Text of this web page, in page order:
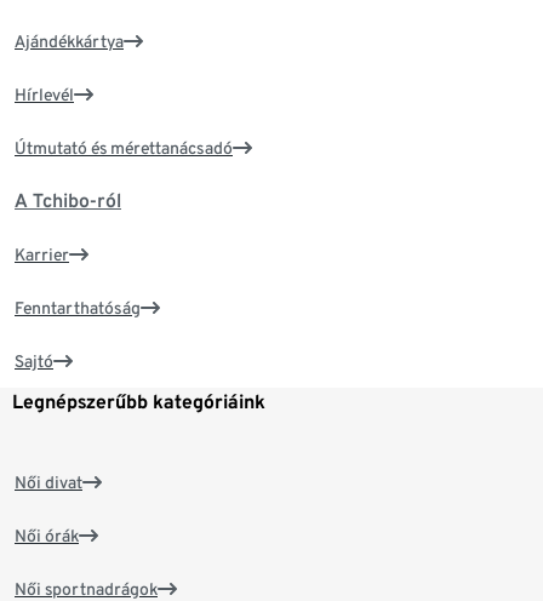
Ajándékkártya
Hírlevél
Útmutató és mérettanácsadó
A Tchibo-ról
Karrier
Fenntarthatóság
Sajtó
Legnépszerűbb kategóriáink
Női divat
Női órák
Női sportnadrágok